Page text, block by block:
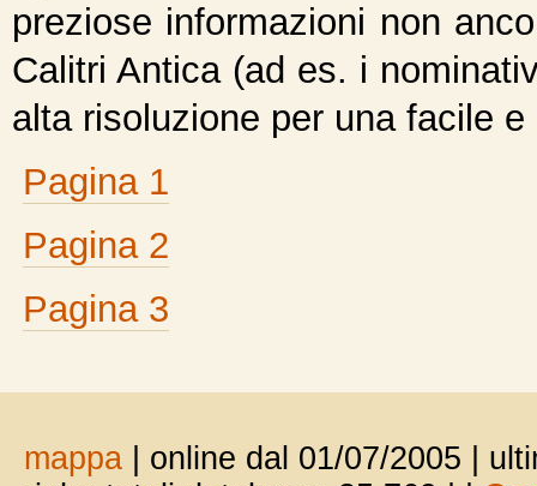
preziose informazioni non
Calitri Antica (ad es. i
alta risoluzione per una facile
Pagina 1
Pagina 2
Pagina 3
mappa | online dal 01/07/2005 |